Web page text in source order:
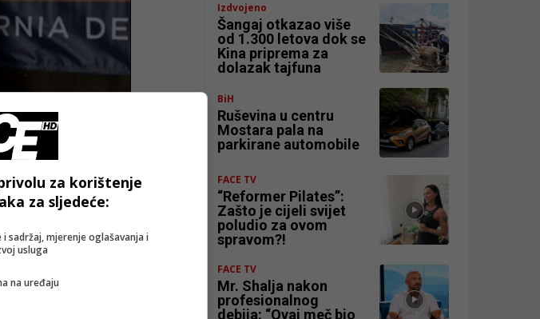
Izdvojeno
Šangaj otkazao više
od 1.300 letova dok se
Kina priprema za
dolazak tajfuna
BiH
Ruševina u centru
Mostara pala na
parkirane automobile
FACE TV
“Reformer Pilates”:
Zašto je cijeli svijet
poludio za ovom
spravom?!
FACE TV
Mr. Shalja nakon
profesionalnog
debija: “Ovaj meč bio
za korištenje
za sljedeće:
sadržaj, mjerenje oglašavanja i
usluga
na uređaju